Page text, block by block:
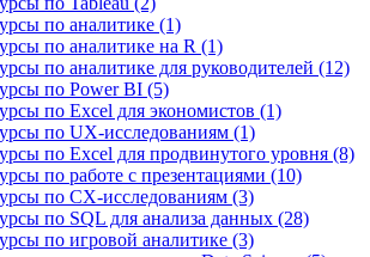
по аналитике (1)
по аналитике на R (1)
по аналитике для руководителей (12)
по Power BI (5)
по Excel для экономистов (1)
по UX‑исследованиям (1)
по Excel для продвинутого уровня (8)
по работе с презентациями (10)
по CX-исследованиям (3)
по SQL для анализа данных (28)
по игровой аналитике (3)